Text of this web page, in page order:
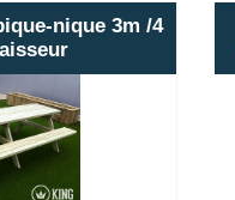
nique 3m /4